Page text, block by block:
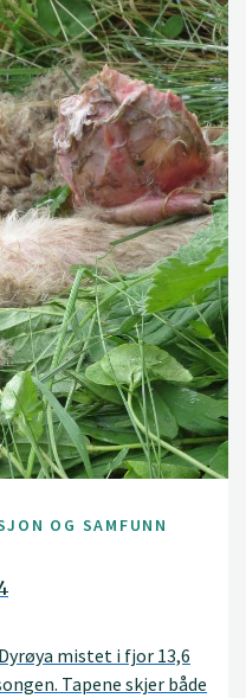
OG SAMFUNN
mistet i fjor 13,6
Tapene skjer både